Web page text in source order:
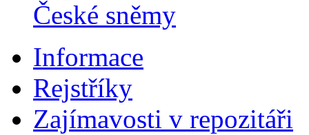
České sněmy
Informace
Rejstříky
Zajímavosti v repozitáři